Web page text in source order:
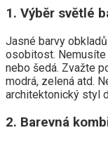
1. Výběr světlé
Jasné barvy
osobitost. Nemusíte
nebo šedá. Zvažte
modrá, zelená atd.
architektonický styl
2. Barevná